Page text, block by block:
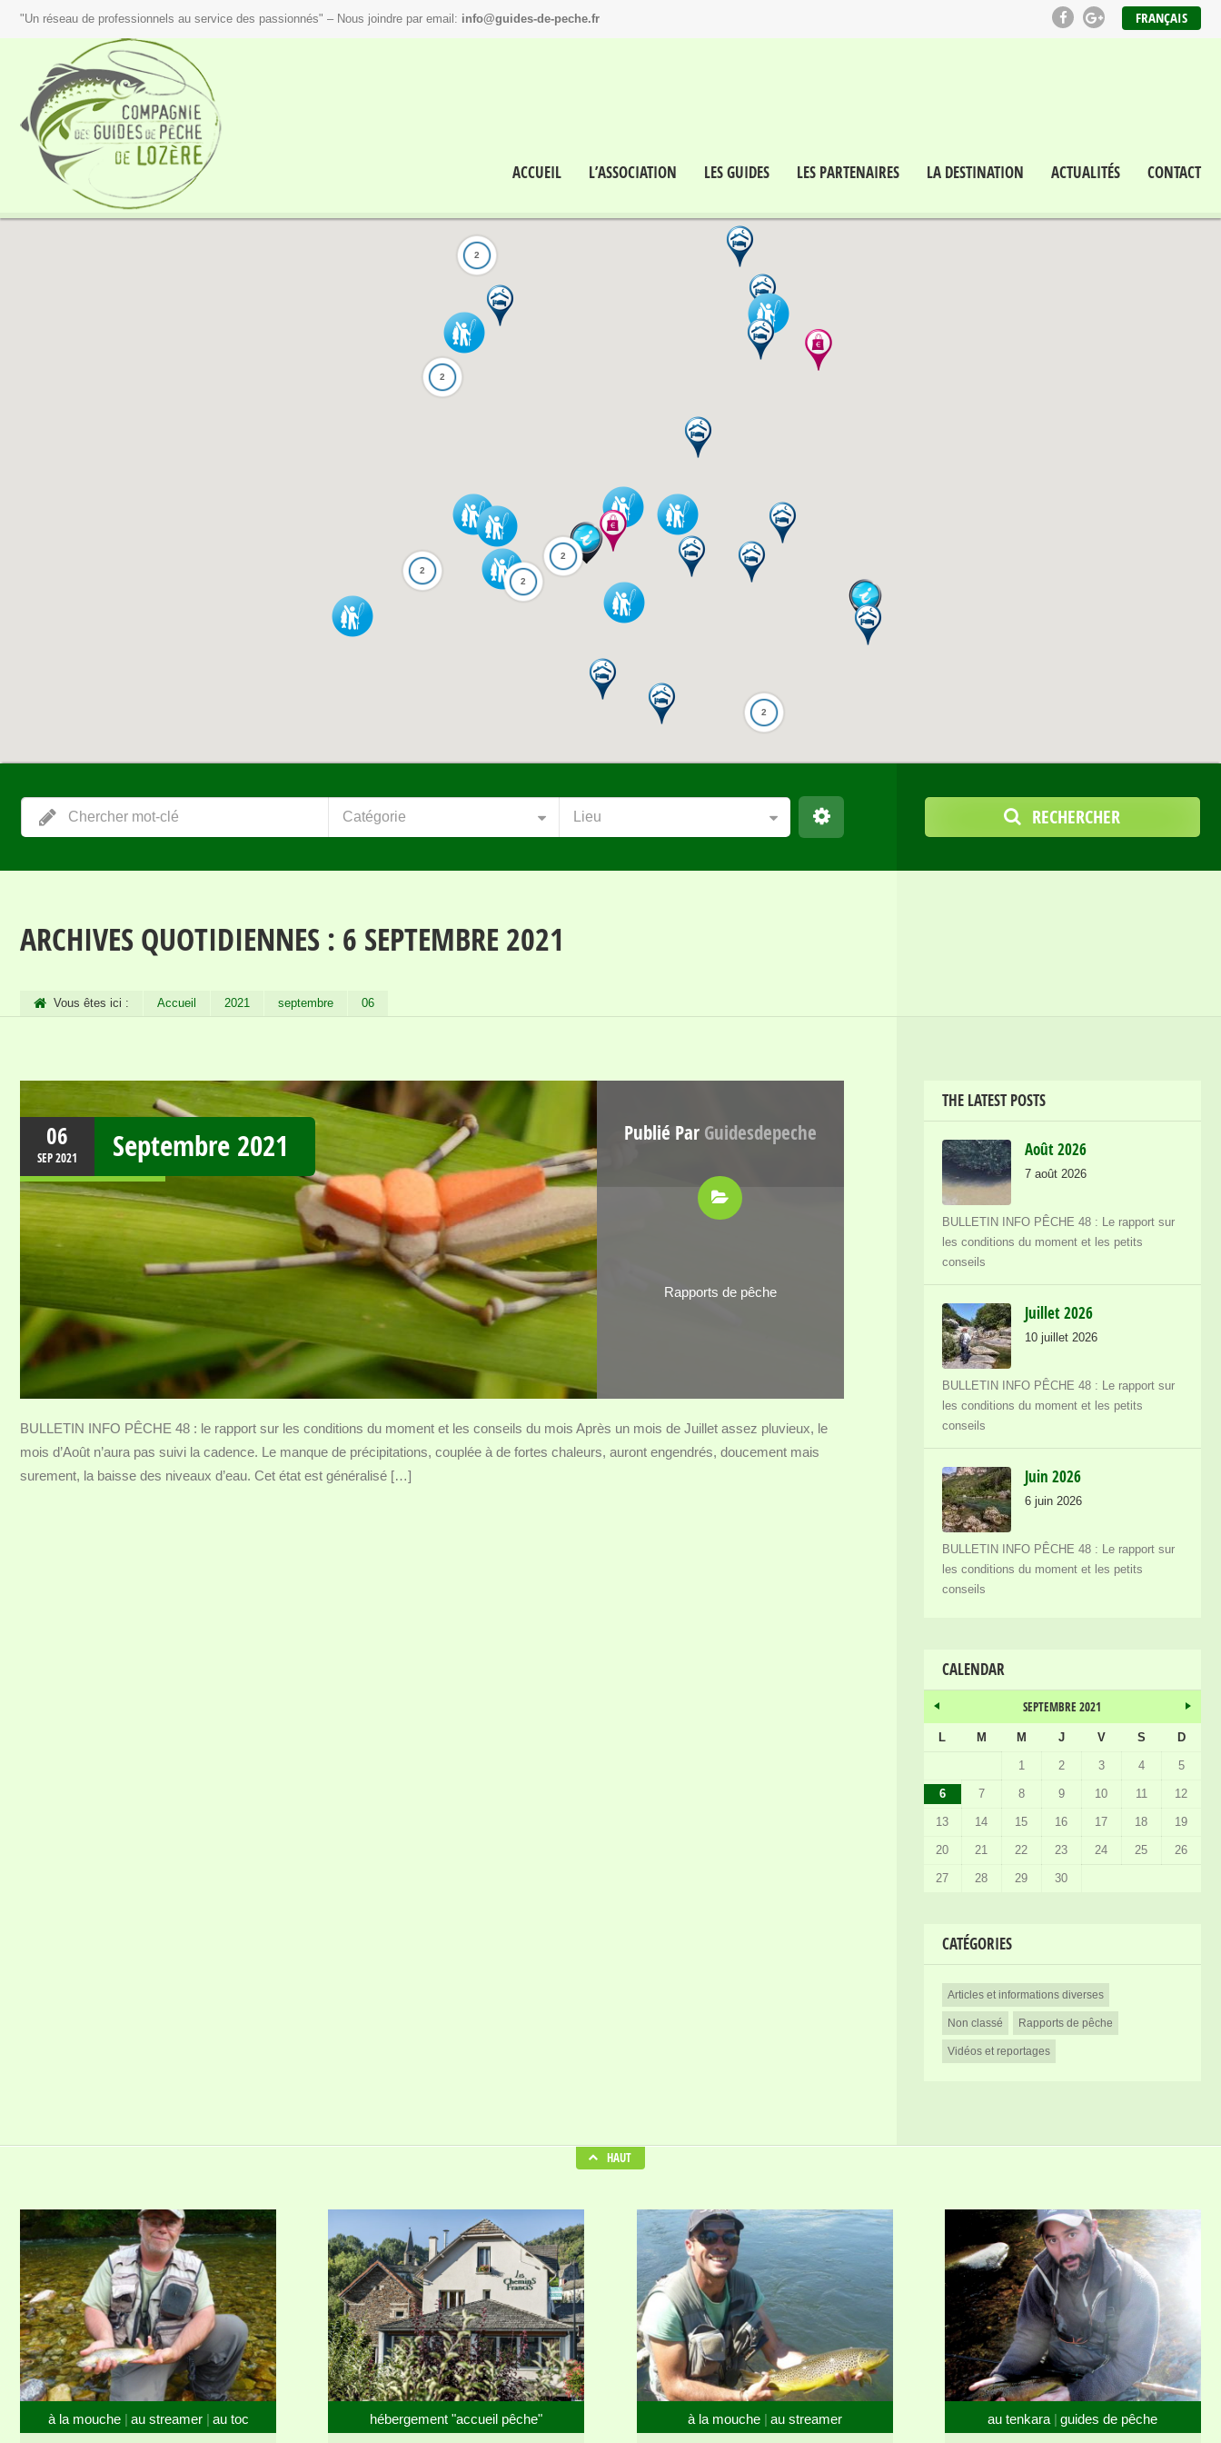
FRANÇAIS
"Un réseau de professionnels au service des passionnés" – Nous joindre par email: info@guides-de-peche.fr
ACCUEIL L’ASSOCIATION LES GUIDES LES PARTENAIRES LA DESTINATION ACTUALITÉS CONTACT
2
2
2
2
2
2
Catégorie Lieu RECHERCHER
ARCHIVES QUOTIDIENNES : 6 SEPTEMBRE 2021
Vous êtes ici : Accueil 2021 septembre 06
06
SEP2021 Septembre 2021 Publié Par Guidesdepeche
Rapports de pêche
BULLETIN INFO PÊCHE 48 : le rapport sur les conditions du moment et les conseils du mois Après un mois de Juillet assez pluvieux, le
mois d’Août n’aura pas suivi la cadence. Le manque de précipitations, couplée à de fortes chaleurs, auront engendrés, doucement mais
surement, la baisse des niveaux d’eau. Cet état est généralisé […]
THE LATEST POSTS
Août 2026
7 août 2026
BULLETIN INFO PÊCHE 48 : Le rapport sur
les conditions du moment et les petits
conseils
Juillet 2026
10 juillet 2026
BULLETIN INFO PÊCHE 48 : Le rapport sur
les conditions du moment et les petits
conseils
Juin 2026
6 juin 2026
BULLETIN INFO PÊCHE 48 : Le rapport sur
les conditions du moment et les petits
conseils
CALENDAR
SEPTEMBRE 2021
L M M J V S D
1 2 3 4 5
6 7 8 9 10 11 12
13 14 15 16 17 18 19
20 21 22 23 24 25 26
27 28 29 30
CATÉGORIES
Articles et informations diverses
Non classé Rapports de pêche
Vidéos et reportages
HAUT
à la mouche au streamer au toc hébergement "accueil pêche" à la mouche au streamer au tenkara guides de pêche